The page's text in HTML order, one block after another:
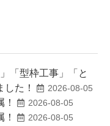
「型枠工事」「と
た！
2026-08-05
2026-08-05
2026-08-05